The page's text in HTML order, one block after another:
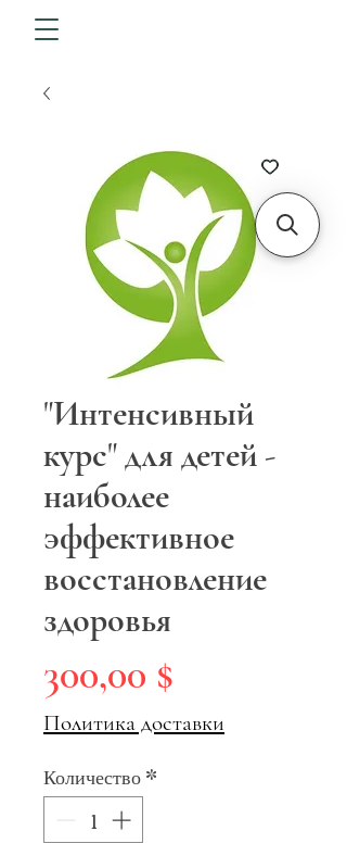
"Интенсивный
курс" для детей -
наиболее
эффективное
восстановление
здоровья
300,00 $
Политика доставки
Количество*